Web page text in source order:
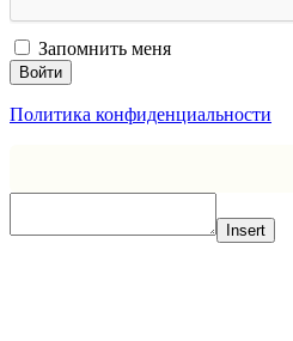
Запомнить меня
Войти
Политика конфиденциальности
Insert